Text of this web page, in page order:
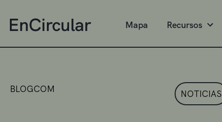
Mapa Recursos
BLOGCOM NOTICIAS